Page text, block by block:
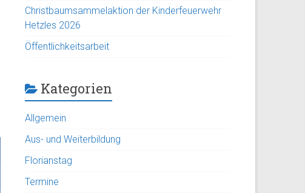
Christbaumsammelaktion der Kinderfeuerwehr
Hetzles 2026
Öffentlichkeitsarbeit
Kategorien
Allgemein
Aus- und Weiterbildung
Florianstag
Termine